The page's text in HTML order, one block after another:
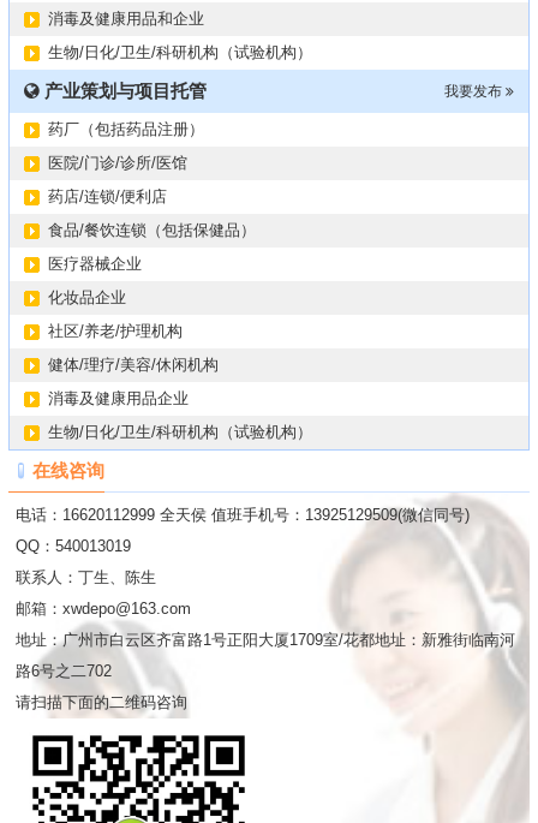
消毒及健康用品和企业
生物/日化/卫生/科研机构（试验机构）
我要发布
产业策划与项目托管
药厂（包括药品注册）
医院/门诊/诊所/医馆
药店/连锁/便利店
食品/餐饮连锁（包括保健品）
医疗器械企业
化妆品企业
社区/养老/护理机构
健体/理疗/美容/休闲机构
消毒及健康用品企业
生物/日化/卫生/科研机构（试验机构）
在线咨询
电话：16620112999 全天侯 值班手机号：13925129509(微信同号)
QQ：540013019
联系人：丁生、陈生
邮箱：xwdepo@163.com
地址：广州市白云区齐富路1号正阳大厦1709室/花都地址：新雅街临南河
路6号之二702
请扫描下面的二维码咨询